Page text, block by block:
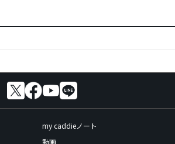
my caddieノート
動画